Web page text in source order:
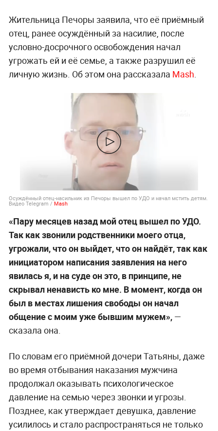
Жительница Печоры заявила, что её приёмный
отец, ранее осуждённый за насилие, после
условно-досрочного освобождения начал
угрожать ей и её семье, а также разрушил её
личную жизнь. Об этом она рассказала Mash
Осуждённый отец-насильник из Печоры вышел по УДО и начал мстить детям.
Видео Telegram /Mash
«Пару месяцев назад мой отец вышел по УДО.
Так как звонили родственники моего отца,
угрожали, что он выйдет, что он найдёт, так как
инициатором написания заявления на него
явилась я, и на суде он это, в принципе, не
скрывал ненависть ко мне. В момент, когда он
был в местах лишения свободы он начал
общение с моим уже бывшим мужем»,—
сказала она.
По словам его приёмной дочери Татьяны, даже
во время отбывания наказания мужчина
продолжал оказывать психологическое
давление на семью через звонки и угрозы.
Позднее, как утверждает девушка, давление
усилилось и стало распространяться не только